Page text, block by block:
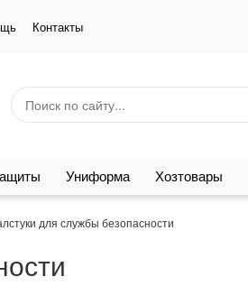
Контакты
Униформа Хозтовары
для службы безопасности